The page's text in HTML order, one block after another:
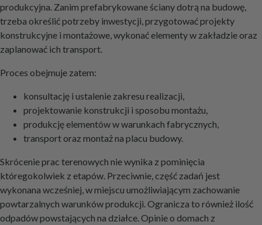
produkcyjna. Zanim prefabrykowane ściany dotrą na budowę,
trzeba określić potrzeby inwestycji, przygotować projekty
konstrukcyjne i montażowe, wykonać elementy w zakładzie oraz
zaplanować ich transport.
Proces obejmuje zatem:
konsultację i ustalenie zakresu realizacji,
projektowanie konstrukcji i sposobu montażu,
produkcję elementów w warunkach fabrycznych,
transport oraz montaż na placu budowy.
Skrócenie prac terenowych nie wynika z pominięcia
któregokolwiek z etapów. Przeciwnie, część zadań jest
wykonana wcześniej, w miejscu umożliwiającym zachowanie
powtarzalnych warunków produkcji. Ogranicza to również ilość
odpadów powstających na działce. Opinie o domach z